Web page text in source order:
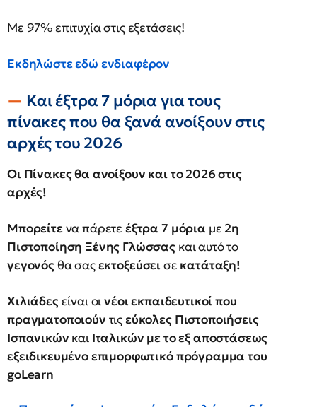
Με 97% επιτυχία στις εξετάσεις!
Εκδηλώστε εδώ ενδιαφέρον
Και έξτρα 7 μόρια για τους
πίνακες που θα ξανά ανοίξουν στις
αρχές του 2026
Οι Πίνακες θα ανοίξουν και το 2026 στις
αρχές!
Μπορείτενα πάρετε έξτρα 7 μόρια με 2η
Πιστοποίηση Ξένης Γλώσσας και αυτό το
γεγονόςθα σαςεκτοξεύσεισε κατάταξη!
Χιλιάδεςείναι οινέοι εκπαιδευτικοί που
πραγματοποιούν τιςεύκολες Πιστοποιήσεις
Ισπανικών και Ιταλικών με το εξ αποστάσεως
εξειδικευμένο επιμορφωτικό πρόγραμμα του
goLearn